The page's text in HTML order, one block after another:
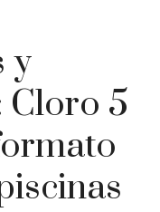
y
Cloro 5